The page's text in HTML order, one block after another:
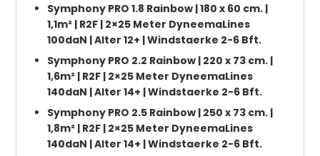
Symphony PRO 1.8 Rainbow | 180 x 60 cm. |
1,1m² | R2F | 2×25 Meter DyneemaLines
100daN | Alter 12+ | Windstaerke 2-6 Bft.
Symphony PRO 2.2 Rainbow | 220 x 73 cm. |
1,6m² | R2F | 2×25 Meter DyneemaLines
140daN | Alter 14+ | Windstaerke 2-6 Bft.
Symphony PRO 2.5 Rainbow | 250 x 73 cm. |
1,8m² | R2F | 2×25 Meter DyneemaLines
140daN | Alter 14+ | Windstaerke 2-6 Bft.